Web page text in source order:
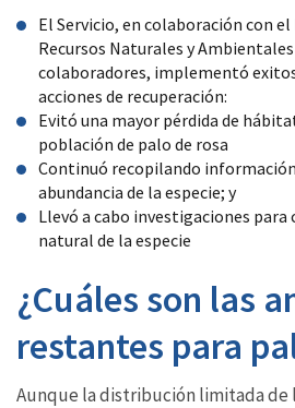
El Servicio, en colaboración con
Recursos Naturales y
colaboradores, implementó
acciones de recuperación:
Evitó una mayor pérdida de
población de palo de rosa
Continuó recopilando
abundancia de la especie; y
Llevó a cabo investigaciones
natural de la especie
¿Cuáles son las
restantes para
Aunque la distribución limitada de